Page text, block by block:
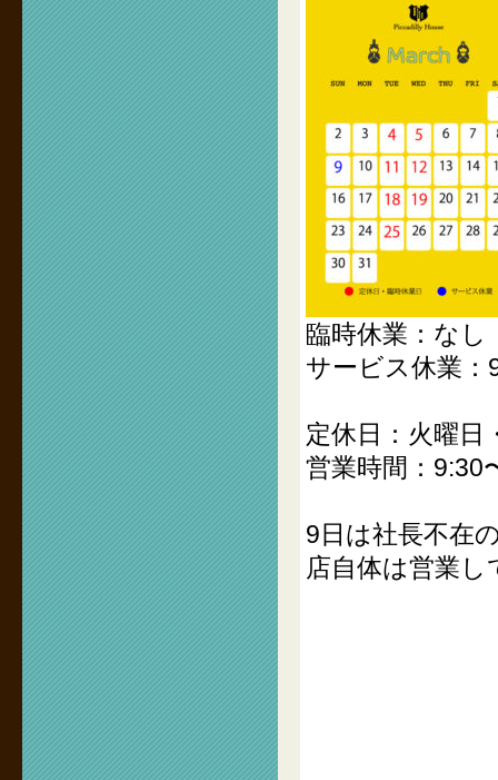
臨時休業：なし
サービス休業：
定休日：火曜日
営業時間：9:30
9日は社長不在
店自体は営業